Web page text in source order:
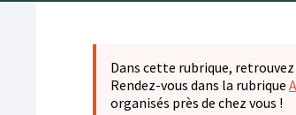
Dans cette rubrique,
Rendez-vous dans la rubrique
organisés près de chez vous !